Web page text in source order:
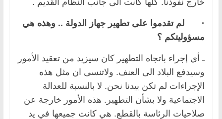
· لم تقدموا على تطهير جهاز الدولة .. وهذه هي
مسؤوليتكم ؟
ـ أي إجراء باتجاه التطهير كان سيزيد من تعقيد الأمور
وسيدفع البلاد الى العنف. ولاتنسى ان مثل هذه
الإجراءات لم تكن بيدنا نحن. لا بالنسبة للعدالة
الاجتماعية ولا بشأن التطهير. هذه الأمور خارجة عن
صلاحيات الرئاسة بالقطع. هي كانت جميعها في يد